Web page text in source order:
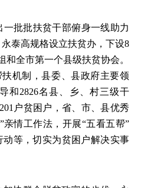
批批扶贫干部俯身一线助力
泰高规格设立扶贫办，下设8
全市第一个县级扶贫协会。
扶机制，县委、县政府主要领
和2826名县、乡、村三级干
户贫困户，省、市、县优秀
情工作法，开展“五看五帮”
动等，切实为贫困户解决实事